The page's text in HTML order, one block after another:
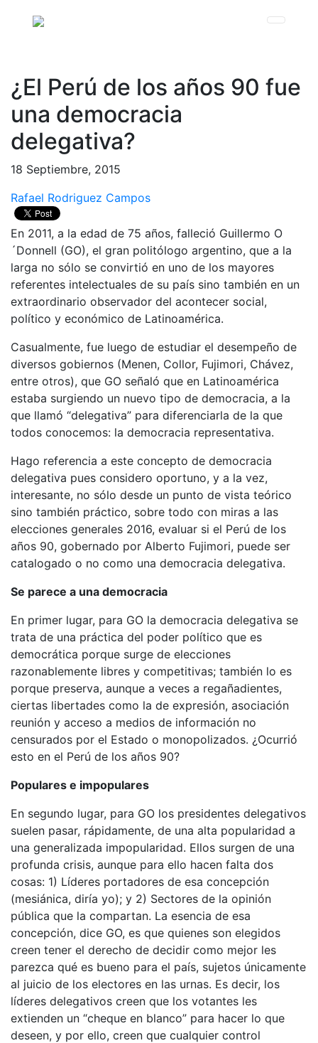
¿El Perú de los años 90 fue
una democracia
delegativa?
18 Septiembre, 2015
Rafael Rodriguez Campos
En 2011, a la edad de 75 años, falleció Guillermo O
´Donnell (GO), el gran politólogo argentino, que a la
larga no sólo se convirtió en uno de los mayores
referentes intelectuales de su país sino también en un
extraordinario observador del acontecer social,
político y económico de Latinoamérica.
Casualmente, fue luego de estudiar el desempeño de
diversos gobiernos (Menen, Collor, Fujimori, Chávez,
entre otros), que GO señaló que en Latinoamérica
estaba surgiendo un nuevo tipo de democracia, a la
que llamó “delegativa” para diferenciarla de la que
todos conocemos: la democracia representativa.
Hago referencia a este concepto de democracia
delegativa pues considero oportuno, y a la vez,
interesante, no sólo desde un punto de vista teórico
sino también práctico, sobre todo con miras a las
elecciones generales 2016, evaluar si el Perú de los
años 90, gobernado por Alberto Fujimori, puede ser
catalogado o no como una democracia delegativa.
Se parece a una democracia
En primer lugar, para GO la democracia delegativa se
trata de una práctica del poder político que es
democrática porque surge de elecciones
razonablemente libres y competitivas; también lo es
porque preserva, aunque a veces a regañadientes,
ciertas libertades como la de expresión, asociación
reunión y acceso a medios de información no
censurados por el Estado o monopolizados. ¿Ocurrió
esto en el Perú de los años 90?
Populares e impopulares
En segundo lugar, para GO los presidentes delegativos
suelen pasar, rápidamente, de una alta popularidad a
una generalizada impopularidad. Ellos surgen de una
profunda crisis, aunque para ello hacen falta dos
cosas: 1) Líderes portadores de esa concepción
(mesiánica, diría yo); y 2) Sectores de la opinión
pública que la compartan. La esencia de esa
concepción, dice GO, es que quienes son elegidos
creen tener el derecho de decidir como mejor les
parezca qué es bueno para el país, sujetos únicamente
al juicio de los electores en las urnas. Es decir, los
líderes delegativos creen que los votantes les
extienden un “cheque en blanco” para hacer lo que
deseen, y por ello, creen que cualquier control